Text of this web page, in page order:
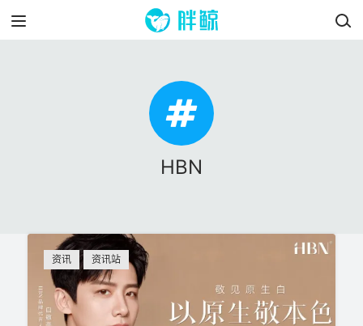
HBN
资讯 资讯站